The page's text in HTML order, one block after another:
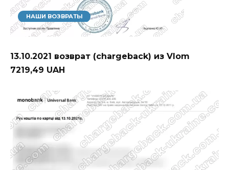
НАШИ ВОЗВРАТЫ
13.10.2021 возврат (chargeback) из Vlom
7219,49 UAH